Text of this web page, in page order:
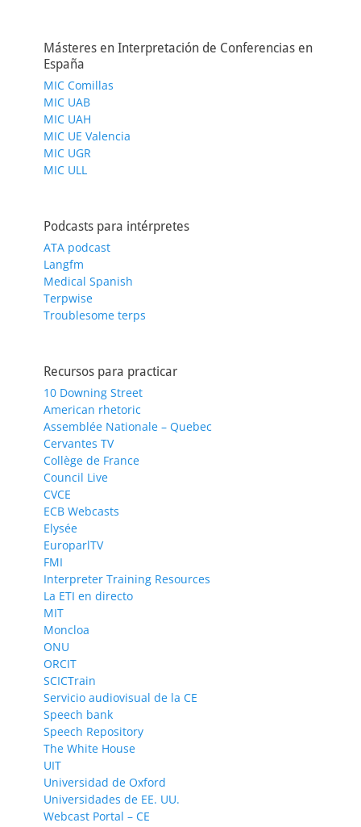
Másteres en Interpretación de Conferencias en
España
MIC Comillas
MIC UAB
MIC UAH
MIC UE Valencia
MIC UGR
MIC ULL
Podcasts para intérpretes
ATA podcast
Langfm
Medical Spanish
Terpwise
Troublesome terps
Recursos para practicar
10 Downing Street
American rhetoric
Assemblée Nationale – Quebec
Cervantes TV
Collège de France
Council Live
CVCE
ECB Webcasts
Elysée
EuroparlTV
FMI
Interpreter Training Resources
La ETI en directo
MIT
Moncloa
ONU
ORCIT
SCICTrain
Servicio audiovisual de la CE
Speech bank
Speech Repository
The White House
UIT
Universidad de Oxford
Universidades de EE. UU.
Webcast Portal – CE